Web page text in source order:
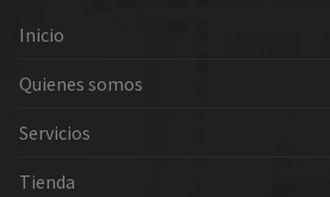
Inicio
Quienes somos
Servicios
Tienda